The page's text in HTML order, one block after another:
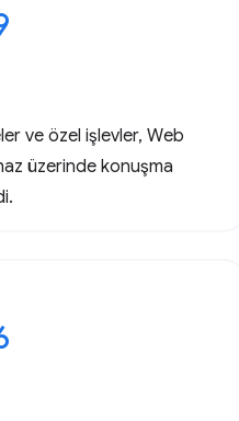
ve özel işlevler, Web
üzerinde konuşma